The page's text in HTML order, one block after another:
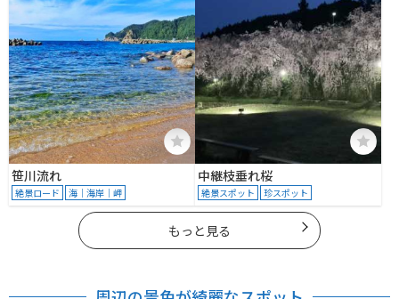
笹川流れ
絶景ロード 海｜海岸｜岬
中継枝垂れ桜
絶景スポット 珍スポット
もっと見る